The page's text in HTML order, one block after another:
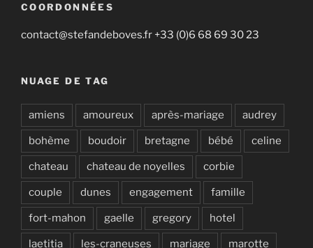
COORDONNÉES
contact@stefandeboves.fr +33 (0)6 68 69 30 23
NUAGE DE TAG
amiens amoureux après-mariage audrey
bohème boudoir bretagne bébé celine
chateau chateau de noyelles corbie
couple dunes engagement famille
fort-mahon gaelle gregory hotel
laetitia les-craneuses mariage marotte